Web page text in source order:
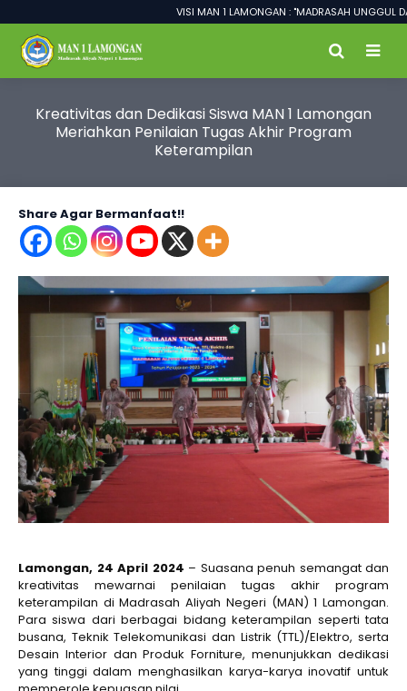
VISI MAN 1 LAMONGAN : "MADRASAH UNGGUL
Kreativitas dan Dedikasi Siswa MAN 1 Lamongan
Meriahkan Penilaian Tugas Akhir Program
Keterampilan
Share Agar Bermanfaat!!
Lamongan, 24 April 2024 – Suasana penuh semangat dan
kreativitas mewarnai penilaian tugas akhir program
keterampilan di Madrasah Aliyah Negeri (MAN) 1 Lamongan.
Para siswa dari berbagai bidang keterampilan seperti tata
busana, Teknik Telekomunikasi dan Listrik (TTL)/Elektro, serta
Desain Interior dan Produk Forniture, menunjukkan dedikasi
yang tinggi dalam menghasilkan karya-karya inovatif untuk